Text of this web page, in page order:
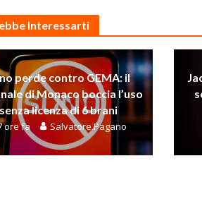
Interessarti
perde contro GEMA: il
di Monaco boccia l’uso
senza licenza di 6 brani
ore fa Salvatore Pagano